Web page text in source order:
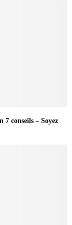
7 conseils – Soyez